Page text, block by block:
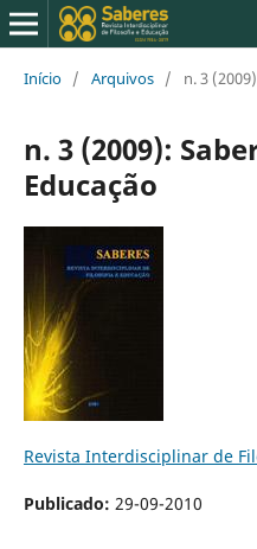
Início / Arquivos / n. 3
n. 3 (2009):
Educação
Revista Interdisciplinar de
Publicado: 29-09-2010